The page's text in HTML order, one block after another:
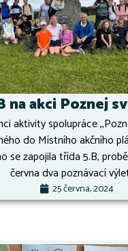
na akci Poznej
aktivity spolupráce
do Místního akčního
se zapojila třída 5.B,
června dva poznávací
25 června, 2024